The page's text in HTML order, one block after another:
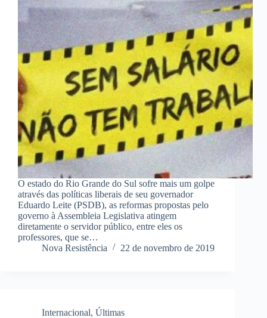
O estado do Rio Grande do Sul sofre mais um golpe
através das políticas liberais de seu governador
Eduardo Leite (PSDB), as reformas propostas pelo
governo à Assembleia Legislativa atingem
diretamente o servidor público, entre eles os
professores, que se…
Nova Resistência
22 de novembro de 2019
Internacional, Últimas